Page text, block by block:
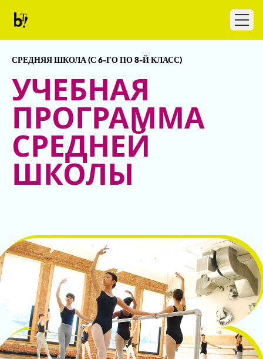
Ballet Tech
СРЕДНЯЯ ШКОЛА (С 6-ГО ПО 8-Й КЛАСС)
УЧЕБНАЯ
ПРОГРАММА
СРЕДНЕЙ
ШКОЛЫ